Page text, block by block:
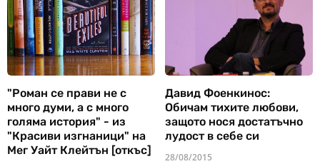
"Роман се прави не с
много думи, а с много
голяма история" - из
"Красиви изгнаници" на
Мег Уайт Клейтън [откъс]
Давид Фоенкинос:
Обичам тихите любови,
защото нося достатъчно
лудост в себе си
28/08/2015